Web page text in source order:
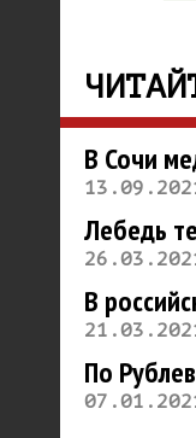
В Сочи
Лебедь
В
По